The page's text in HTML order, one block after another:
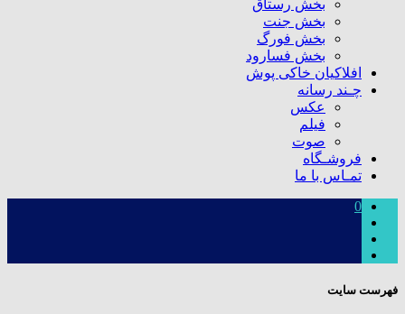
بخش رستاق
بخش جنت
بخش فورگ
بخش فسارود
افلاکیان خاکی پوش
چـند رسانه
عکس
فیلم
صوت
فروشـگاه
تمـاس با ما
0
فهرست سایت